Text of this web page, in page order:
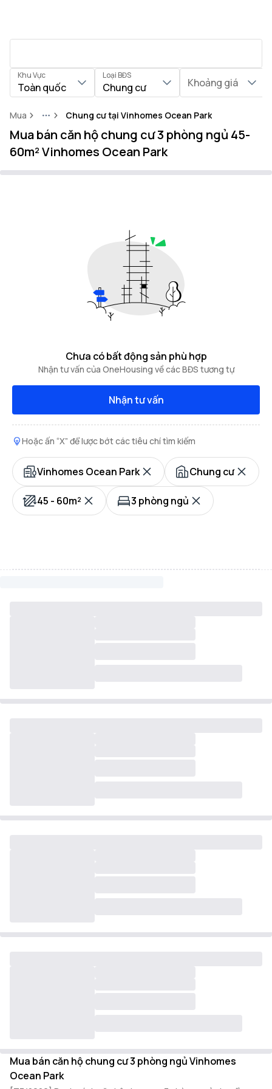
Khu Vực
Toàn quốc
Loại BĐS
Chung cư Khoảng giá
Mua MoreChung cư tại Vinhomes Ocean Park
Mua bán căn hộ chung cư 3 phòng ngủ 45-
60m² Vinhomes Ocean Park
Chưa có bất động sản phù hợp
Nhận tư vấn của OneHousing về các BĐS tương tự
Nhận tư vấn
Hoặc ấn “X” để lược bớt các tiêu chí tìm kiếm
Vinhomes Ocean Park Chung cư
45 - 60m² 3 phòng ngủ
Mua bán căn hộ chung cư 3 phòng ngủ Vinhomes
Ocean Park